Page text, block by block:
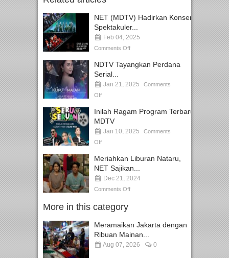
NET (MDTV) Hadirkan Konser
Spektakuler...
Feb 04, 2025
Comments Off
NDTV Tayangkan Perdana
Serial...
Jan 21, 2025
Comments
Off
Inilah Ragam Program Terbaru
MDTV
Jan 10, 2025
Comments
Off
Meriahkan Liburan Nataru,
NET Sajikan...
Dec 21, 2024
Comments Off
More in this category
Meramaikan Jakarta dengan
Ribuan Mainan...
Aug 07, 2026 0